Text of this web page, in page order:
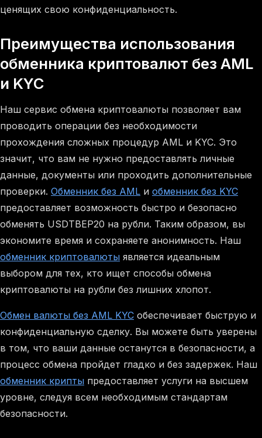
ценящих свою конфиденциальность.
Преимущества использования
обменника криптовалют без AML
и KYC
Наш сервис обмена криптовалюты позволяет вам
проводить операции без необходимости
прохождения сложных процедур AML и KYC. Это
значит, что вам не нужно предоставлять личные
данные, документы или проходить дополнительные
проверки. Обменник без AML и обменник без KYC
предоставляет возможность быстро и безопасно
обменять USDTBEP20 на рубли. Таким образом, вы
экономите время и сохраняете анонимность. Наш
обменник криптовалюты является идеальным
выбором для тех, кто ищет способы обмена
криптовалюты на рубли без лишних хлопот.
Обмен валюты без AML KYC обеспечивает быструю и
конфиденциальную сделку. Вы можете быть уверены
в том, что ваши данные останутся в безопасности, а
процесс обмена пройдет гладко и без задержек. Наш
обменник крипты предоставляет услуги на высшем
уровне, следуя всем необходимым стандартам
безопасности.